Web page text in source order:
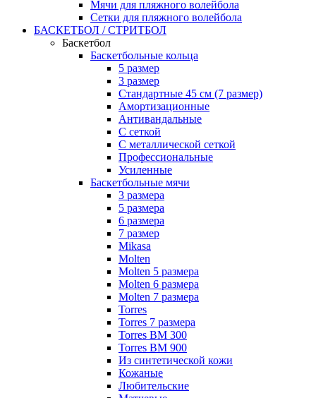
Мячи для пляжного волейбола
Сетки для пляжного волейбола
БАСКЕТБОЛ / СТРИТБОЛ
Баскетбол
Баскетбольные кольца
5 размер
3 размер
Стандартные 45 см (7 размер)
Амортизационные
Антивандальные
С сеткой
С металлической сеткой
Профессиональные
Усиленные
Баскетбольные мячи
3 размера
5 размера
6 размера
7 размер
Mikasa
Molten
Molten 5 размера
Molten 6 размера
Molten 7 размера
Torres
Torres 7 размера
Torres BM 300
Torres BM 900
Из синтетической кожи
Кожаные
Любительские